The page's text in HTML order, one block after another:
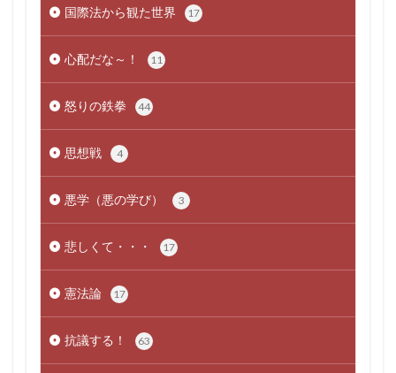
国際法から観た世界 17
心配だな～！ 11
怒りの鉄拳 44
思想戦 4
悪学（悪の学び） 3
悲しくて・・・ 17
憲法論 17
抗議する！ 63